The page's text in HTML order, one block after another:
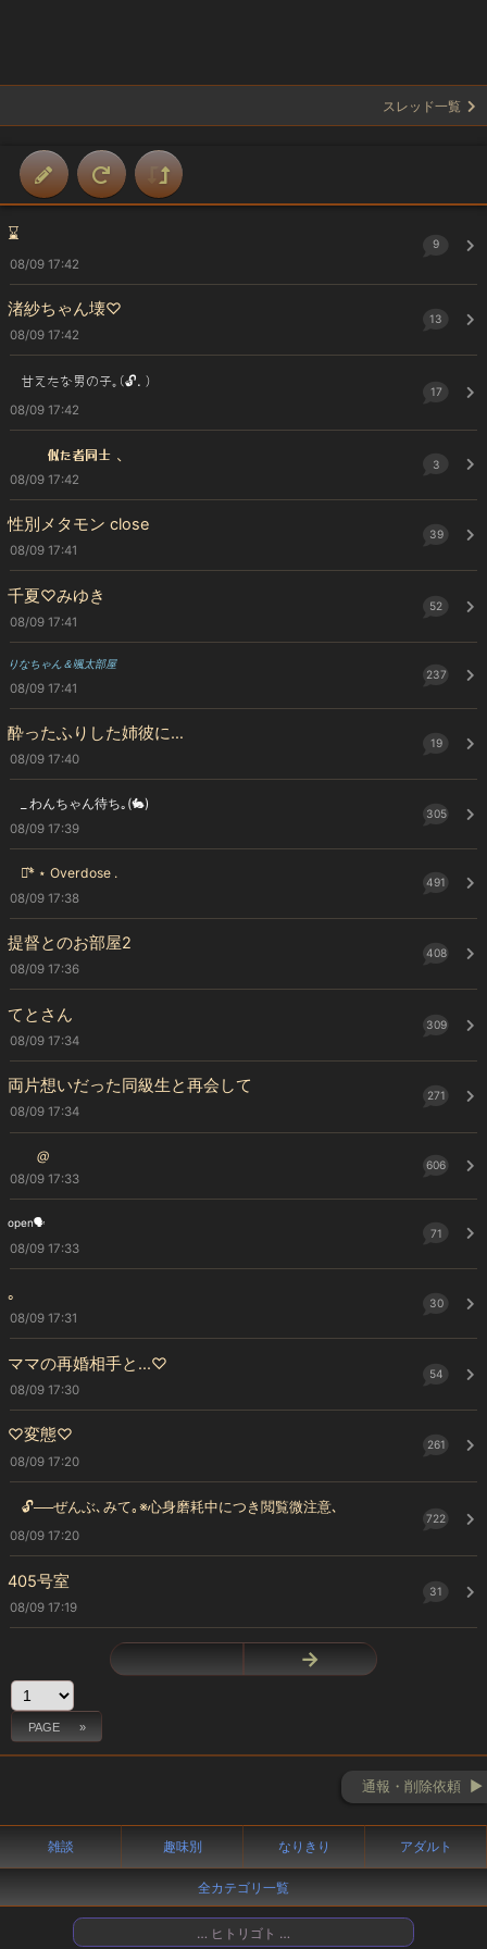
スレッド一覧
⌛️
08/09 17:42
9
渚紗ちゃん壊♡
08/09 17:42
13
甘えたな男の子｡(🔓️.)
08/09 17:42
17
似た者同士 ､
08/09 17:42
3
性別メタモン close
08/09 17:41
39
千夏♡みゆき
08/09 17:41
52
りなちゃん＆颯太部屋
08/09 17:41
237
酔ったふりした姉彼に…
08/09 17:40
19
_ わんちゃん待ち｡(🐇)
08/09 17:39
305
⋆͛*͛ ⋆ Overdose .
08/09 17:38
491
提督とのお部屋2
08/09 17:36
408
てとさん
08/09 17:34
309
両片想いだった同級生と再会して
08/09 17:34
271
@
08/09 17:33
606
open🗣
08/09 17:33
71
｡
08/09 17:31
30
ママの再婚相手と...♡
08/09 17:30
54
♡変態♡
08/09 17:20
261
🔓──ぜんぶ､みて｡※心身磨耗中につき閲覧微注意､
08/09 17:20
722
405号室
08/09 17:19
31
→
通報・削除依頼 ►
雑談 趣味別 なりきり アダルト
全カテゴリ一覧
… ヒトリゴト …